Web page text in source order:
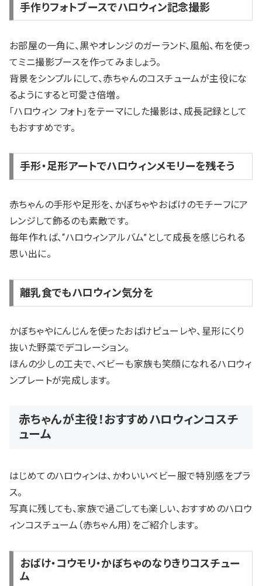
手作りフォトブースでハロウィン記念撮影
お部屋の一角に、黒やオレンジのガーランド、風船、布を使っ
てミニ撮影ブースを作ってみましょう。
背景をシンプルにして、赤ちゃんのコスチュームが主役にな
るようにすると可愛さ倍増。
「ハロウィン フォト」をテーマにした撮影は、成長記録として
もおすすめです。
手形・足形アートでハロウィンメモリーを残そう
赤ちゃんの手形や足形を、かぼちゃやおばけのモチーフにア
レンジして飾るのも素敵です。
毎年作れば、“ハロウィンアルバム”として成長を感じられる
思い出に。
離乳食でもハロウィン気分を
かぼちゃやにんじんを使ったおばけピューレや、星形にくり
抜いた野菜でデコレーション。
ほんの少しの工夫で、ベビーも家族も笑顔になれるハロウィ
ンプレートが完成します。
赤ちゃんが主役！おすすめハロウィンコスチ
ューム
はじめてのハロウィンは、かわいいベビー服で特別感をプラ
ス。
写真に残しても、家族で過ごしても楽しい、おすすめのハロウ
ィンコスチューム（赤ちゃん用）をご紹介します。
おばけ・コウモリ・かぼちゃのなりきりコスチュー
ム